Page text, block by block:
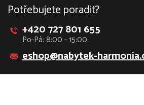
Potřebujete poradit?
+420 727 801 655
Po-Pá: 8:00 - 15:00
eshop@nabytek-